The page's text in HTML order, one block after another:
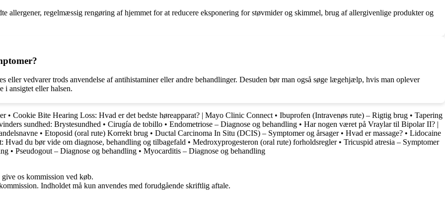
allergener, regelmæssig rengøring af hjemmet for at reducere eksponering for støvmider og skimmel, brug af allergivenlige produkter og
vedvarer trods anvendelse af antihistaminer eller andre behandlinger. Desuden bør man også søge lægehjælp, hvis man oplever
i ansigtet eller halsen.
• Cookie Bite Hearing Loss: Hvad er det bedste høreapparat? | Mayo Clinic Connect • Ibuprofen (Intravenøs rute) – Rigtig brug • Tapering
sundhed: Brystesundhed • Cirugía de tobillo • Endometriose – Diagnose og behandling • Har nogen været på Vraylar til Bipolar II? |
• Etoposid (oral rute) Korrekt brug • Ductal Carcinoma In Situ (DCIS) – Symptomer og årsager• Hvad er massage? • Lidocaine
Hvad du bør vide om diagnose, behandling og tilbagefald • Medroxyprogesteron (oral rute) forholdsregler• Tricuspid atresia – Symptomer
• Pseudogout – Diagnose og behandling • Myocarditis – Diagnose og behandling
os kommission ved køb.
Indholdet må kun anvendes med forudgående skriftlig aftale.